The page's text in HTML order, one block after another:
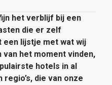
het verblijf bij een
die er zelf
een lijstje met wat wij
het moment vinden,
hotels in al
die van onze